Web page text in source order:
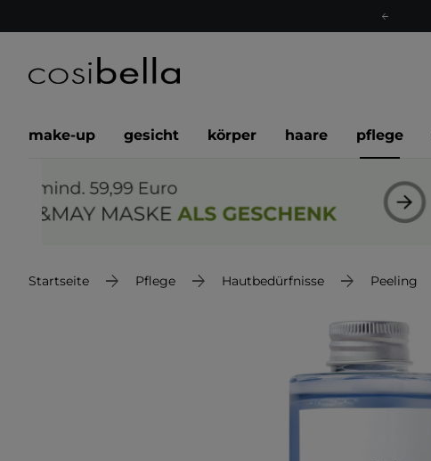
make-up gesicht körper haare pflege
Startseite Pflege Hautbedürfnisse Peeling